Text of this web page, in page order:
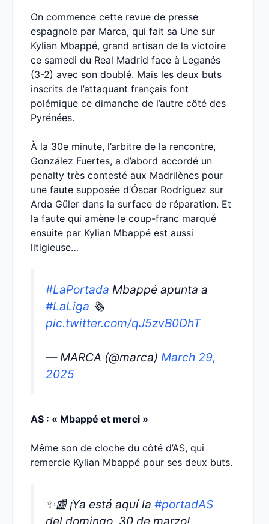
On commence cette revue de presse
espagnole par Marca, qui fait sa Une sur
Kylian Mbappé, grand artisan de la victoire
ce samedi du Real Madrid face à Leganés
(3-2) avec son doublé. Mais les deux buts
inscrits de l’attaquant français font
polémique ce dimanche de l’autre côté des
Pyrénées.
À la 30e minute, l’arbitre de la rencontre,
González Fuertes, a d’abord accordé un
penalty très contesté aux Madrilènes pour
une faute supposée d’Óscar Rodríguez sur
Arda Güler dans la surface de réparation. Et
la faute qui amène le coup-franc marqué
ensuite par Kylian Mbappé est aussi
litigieuse…
#LaPortada Mbappé apunta a
#LaLiga 🗞️
pic.twitter.com/qJ5zvB0DhT
— MARCA (@marca) March 29,
2025
AS : « Mbappé et merci »
Même son de cloche du côté d’AS, qui
remercie Kylian Mbappé pour ses deux buts.
✨📰 ¡Ya está aquí la #portadAS
del domingo, 30 de marzo!